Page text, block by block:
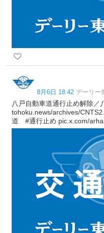
8月6日 18:42 デーリー
八戸自動車道通行止め解除
tohoku.news/archives/
道 #通行止め pic.x.com/